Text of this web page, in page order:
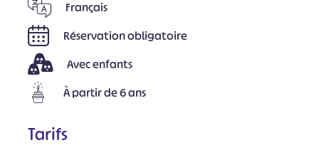
Français
Réservation obligatoire
Avec enfants
À partir de 6 ans
Tarifs